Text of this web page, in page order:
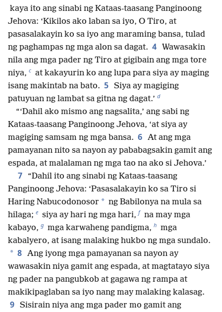
kaya ito ang sinabi ng Kataas-taasang Panginoong
Jehova: ‘Kikilos ako laban sa iyo, O Tiro, at
pasasalakayin ko sa iyo ang maraming bansa, tulad
ng paghampas ng mga alon sa dagat. 4 Wawasakin
nila ang mga pader ng Tiro at gigibain ang mga tore
niya, c at kakayurin ko ang lupa para siya ay maging
isang makintab na bato. 5 Siya ay magiging
patuyuan ng lambat sa gitna ng dagat.’ d
“‘Dahil ako mismo ang nagsalita,’ ang sabi ng
Kataas-taasang Panginoong Jehova, ‘at siya ay
magiging samsam ng mga bansa. 6 At ang mga
pamayanan nito sa nayon ay pababagsakin gamit ang
espada, at malalaman ng mga tao na ako si Jehova.’
7
“Dahil ito ang sinabi ng Kataas-taasang
Panginoong Jehova: ‘Pasasalakayin ko sa Tiro si
Haring Nabucodonosor * ng Babilonya na mula sa
hilaga; e siya ay hari ng mga hari, f na may mga
kabayo, g mga karwaheng pandigma, h mga
kabalyero, at isang malaking hukbo ng mga sundalo.
* 8 Ang iyong mga pamayanan sa nayon ay
wawasakin niya gamit ang espada, at magtatayo siya
ng pader na pangubkob at gagawa ng rampa at
makikipaglaban sa iyo nang may malaking kalasag.
9 Sisirain niya ang mga pader mo gamit ang